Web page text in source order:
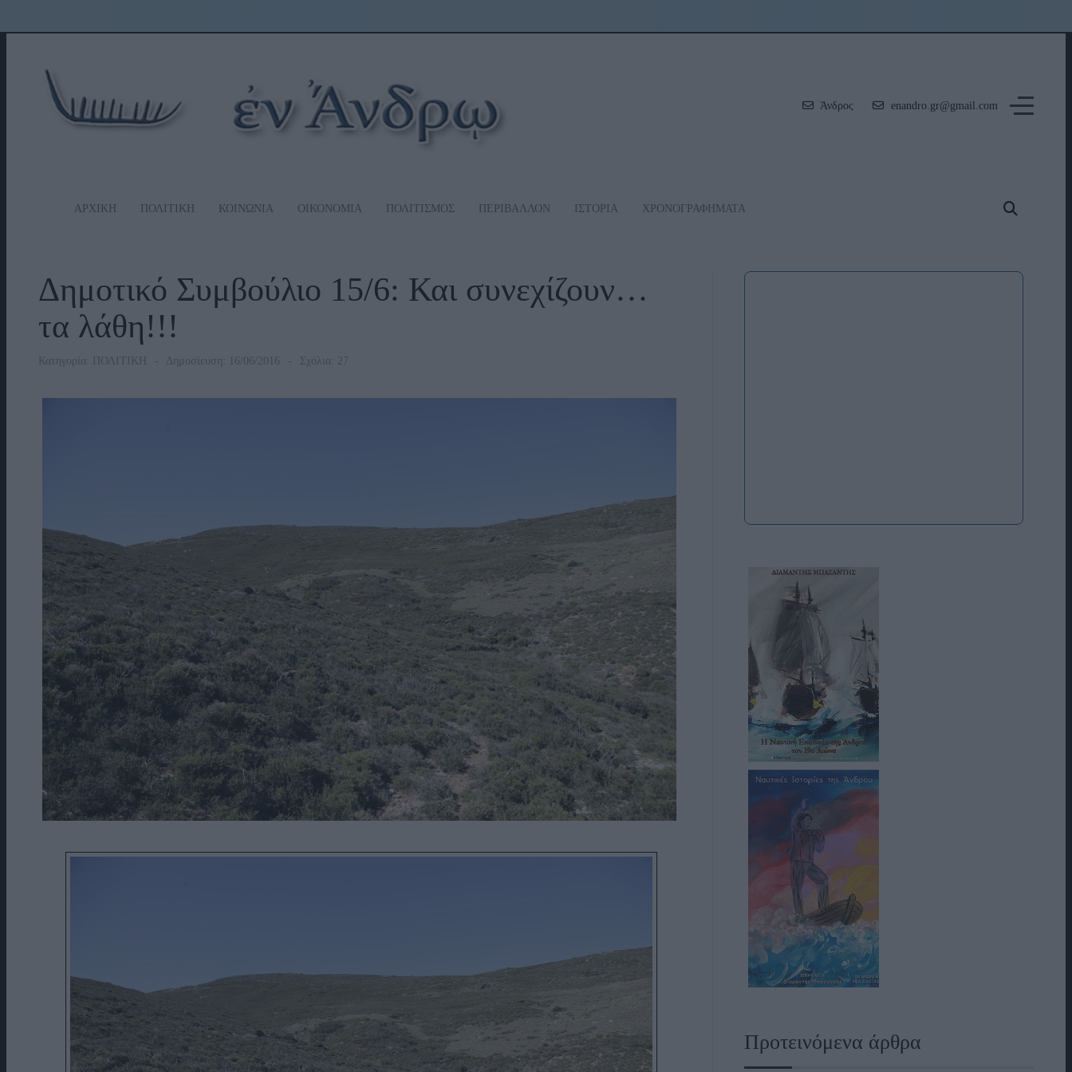
Άνδρος enandro.gr@gmail.com
ΑΡΧΙΚΗ ΠΟΛΙΤΙΚΗ ΚΟΙΝΩΝΙΑ ΟΙΚΟΝΟΜΙΑ ΠΟΛΙΤΙΣΜΟΣ ΠΕΡΙΒΑΛΛΟΝ ΙΣΤΟΡΙΑ ΧΡΟΝΟΓΡΑΦΗΜΑΤΑ
Δημοτικό Συμβούλιο 15/6: Και συνεχίζουν…
τα λάθη!!!
Κατηγορία: ΠΟΛΙΤΙΚΗ Δημοσίευση: 16/06/2016 Σχόλια: 27
Προτεινόμενα άρθρα